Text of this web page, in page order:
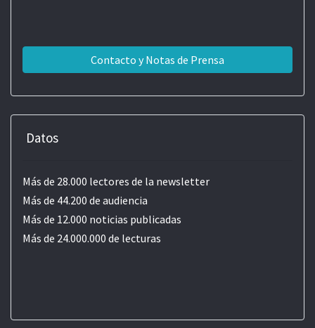
Contacto y Notas de Prensa
Datos
Más de 28.000 lectores de la newsletter
Más de 44.200 de audiencia
Más de 12.000 noticias publicadas
Más de 24.000.000 de lecturas